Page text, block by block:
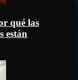
qué las
están